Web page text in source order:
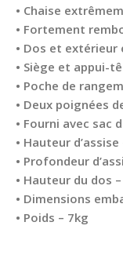
• Chaise
• Fortement
• Dos et
• Siège et appui-
• Poche de
• Deux poignées
• Fourni avec sac
• Hauteur
• Profondeur
• Hauteur du dos
• Dimensions
• Poids – 7kg